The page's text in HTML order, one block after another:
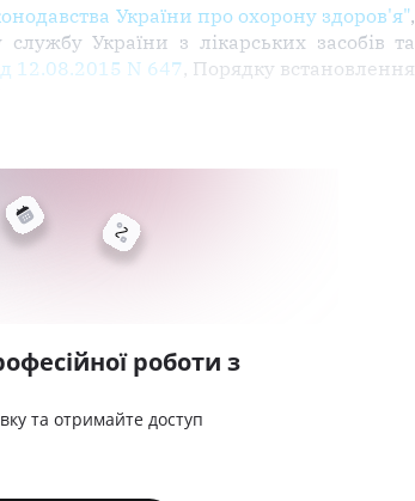
України про охорону здоров'я",
України з лікарських засобів та
12.08.2015 N 647, Порядку встановлення
роботи з
та отримайте доступ